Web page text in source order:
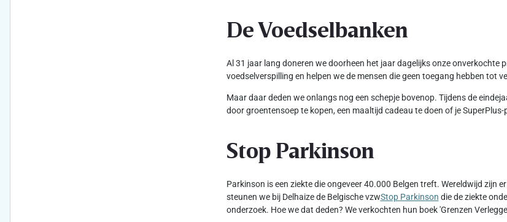
De Voedselbanken
Al 31 jaar lang doneren we doorheen het jaar dagelijks onze onverkochte
voedselverspilling en helpen we de mensen die geen toegang hebben tot
Maar daar deden we onlangs nog een schepje bovenop. Tijdens de
door groentensoep te kopen, een maaltijd cadeau te doen of je
Stop Parkinson
Parkinson is een ziekte die ongeveer 40.000 Belgen treft. Wereldwijd zijn
steunen we bij Delhaize de Belgische vzwStop Parkinson die de ziekte
onderzoek. Hoe we dat deden? We verkochten hun boek 'Grenzen